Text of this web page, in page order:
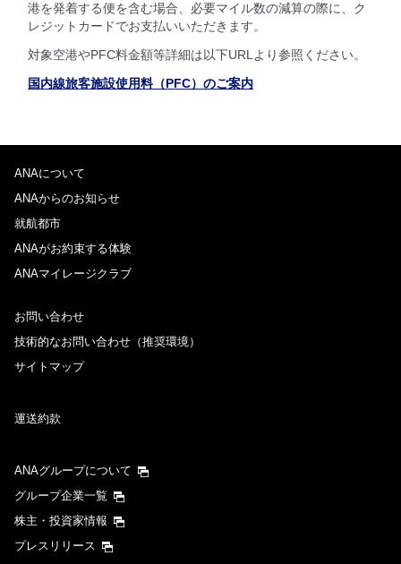
港を発着する便を含む場合、必要マイル数の減算の際に、ク
レジットカードでお支払いいただきます。
対象空港やPFC料金額等詳細は以下URLより参照ください。
国内線旅客施設使用料（PFC）のご案内
ANAについて
ANAからのお知らせ
就航都市
ANAがお約束する体験
ANAマイレージクラブ
お問い合わせ
技術的なお問い合わせ（推奨環境）
サイトマップ
運送約款
ANAグループについて
グループ企業一覧
株主・投資家情報
プレスリリース